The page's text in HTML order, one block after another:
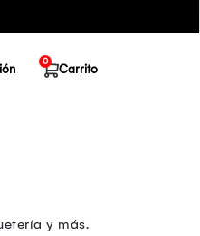
Carrito
0
y más.